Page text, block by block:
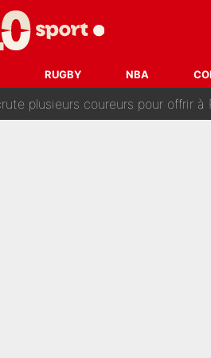
RUGBY NBA
Farmer, le nouveau sélectionneur de
de la signature historique de
pour offrir à Paul Seixas une